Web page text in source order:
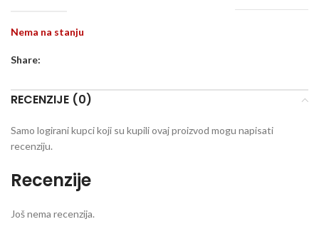
Nema na stanju
Share:
RECENZIJE (0)
Recenzije
Još nema recenzija.
Samo logirani kupci koji su kupili ovaj proizvod mogu napisati
recenziju.